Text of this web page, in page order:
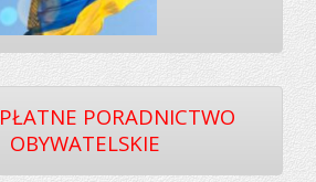
PORADNICTWO
OBYWATELSKIE